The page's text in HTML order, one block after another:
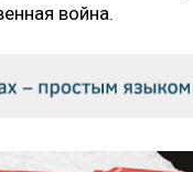
война.